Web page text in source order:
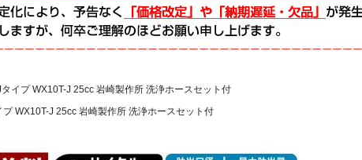
イプ WX10T-J 25cc 岩崎製作所 洗浄ホースセット付
WX10T-J 25cc 岩崎製作所 洗浄ホースセット付